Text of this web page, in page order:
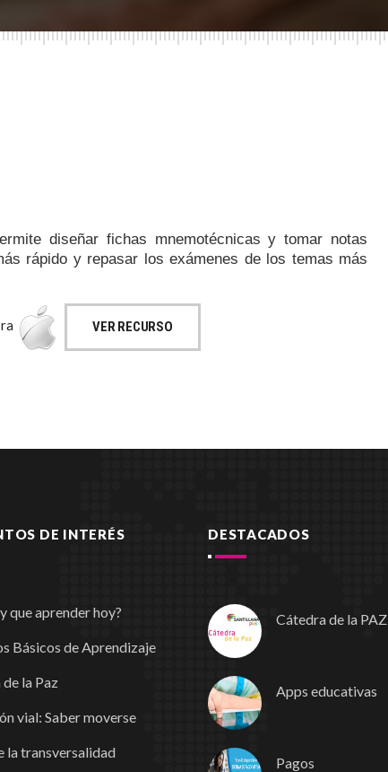
diseñar fichas mnemotécnicas y tomar notas
rápido y repasar los exámenes de los temas más
VER RECURSO
DE INTERÉS
que aprender hoy?
Básicos de Aprendizaje
la Paz
vial: Saber moverse
la transversalidad
DESTACADOS
Cátedra de la PAZ
Apps educativas
Pagos